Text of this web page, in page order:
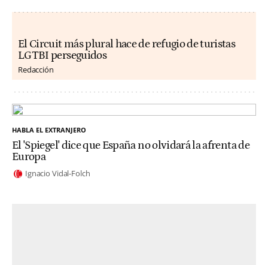
El Circuit más plural hace de refugio de turistas
LGTBI perseguidos
Redacción
HABLA EL EXTRANJERO
El 'Spiegel' dice que España no olvidará la afrenta de
Europa
Ignacio Vidal-Folch